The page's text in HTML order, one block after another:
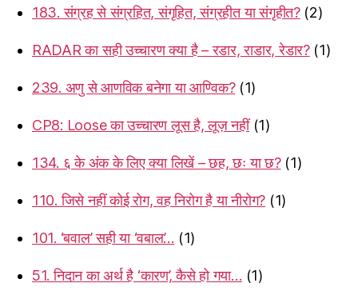
183. संग्रह से संग्रहित, संगृहित, संग्रहीत या संगृहीत? (2)
RADAR का सही उच्चारण क्या है – रडार, राडार, रेडार? (1)
239. अणु से आणविक बनेगा या आण्विक? (1)
CP8: Loose का उच्चारण लूस है, लूज़ नहीं (1)
134. ६ के अंक के लिए क्या लिखें – छह, छः या छ? (1)
110. जिसे नहीं कोई रोग, वह निरोग है या नीरोग? (1)
101. ‘बवाल’ सही या ‘वबाल’… (1)
51. निदान का अर्थ है ‘कारण’, कैसे हो गया… (1)